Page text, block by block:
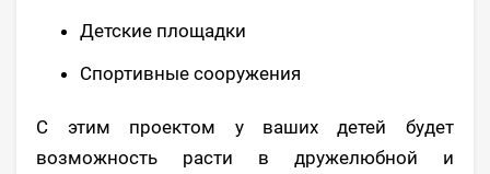
Детские площадки
Спортивные сооружения
С этим проектом у ваших детей будет
возможность расти в дружелюбной и